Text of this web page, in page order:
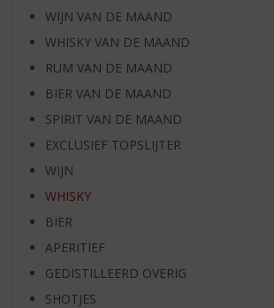
WIJN VAN DE MAAND
WHISKY VAN DE MAAND
RUM VAN DE MAAND
BIER VAN DE MAAND
SPIRIT VAN DE MAAND
EXCLUSIEF TOPSLIJTER
WIJN
WHISKY
BIER
APERITIEF
GEDISTILLEERD OVERIG
SHOTJES